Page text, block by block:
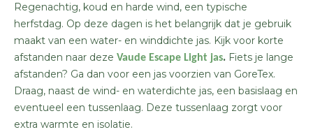
Regenachtig, koud en harde wind, een typische
herfstdag. Op deze dagen is het belangrijk dat je gebruik
maakt van een water- en winddichte jas. Kijk voor korte
afstanden naar deze Vaude Escape Light jas. Fiets je lange
afstanden? Ga dan voor een jas voorzien van GoreTex.
Draag, naast de wind- en waterdichte jas, een basislaag en
eventueel een tussenlaag. Deze tussenlaag zorgt voor
extra warmte en isolatie.